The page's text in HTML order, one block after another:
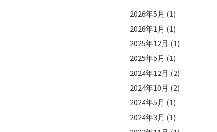
2026年5月 (1)
2026年1月 (1)
2025年12月 (1)
2025年5月 (1)
2024年12月 (2)
2024年10月 (2)
2024年5月 (1)
2024年3月 (1)